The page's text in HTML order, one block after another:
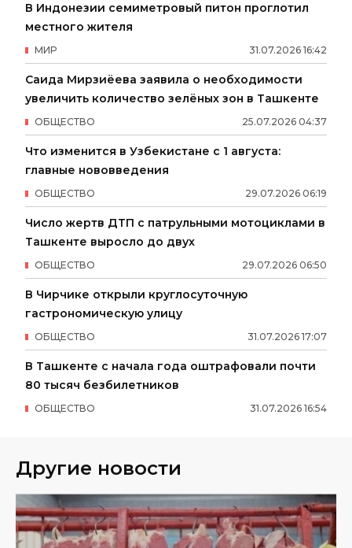
В Индонезии семиметровый питон проглотил
местного жителя
31.07.2026 16:42
МИР
Саида Мирзиёева заявила о необходимости
увеличить количество зелёных зон в Ташкенте
25.07.2026 04:37
ОБЩЕСТВО
Что изменится в Узбекистане с 1 августа:
главные нововведения
29.07.2026 06:19
ОБЩЕСТВО
Число жертв ДТП с патрульными мотоциклами в
Ташкенте выросло до двух
29.07.2026 06:50
ОБЩЕСТВО
В Чирчике открыли круглосуточную
гастрономическую улицу
31.07.2026 17:07
ОБЩЕСТВО
В Ташкенте с начала года оштрафовали почти
80 тысяч безбилетников
31.07.2026 16:54
ОБЩЕСТВО
Другие новости